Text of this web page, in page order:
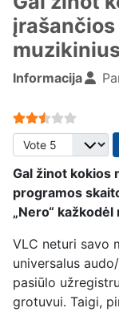
Informacija
User Rating:
Please Rate
Gal žinot kokios
programos
„Nero“
VLC neturi savo
universalus
pasiūlo
grotuvui. Taigi,